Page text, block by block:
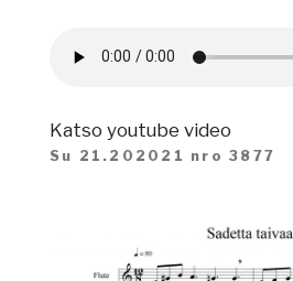
Katso youtube video
Su 21.202021 nro 3877